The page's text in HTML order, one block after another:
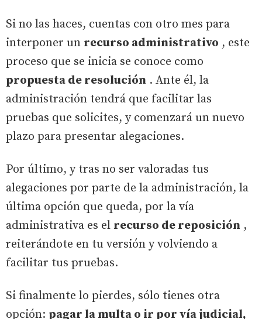
Si no las haces, cuentas con otro mes para
interponer un recurso administrativo , este
proceso que se inicia se conoce como
propuesta de resolución . Ante él, la
administración tendrá que facilitar las
pruebas que solicites, y comenzará un nuevo
plazo para presentar alegaciones.
Por último, y tras no ser valoradas tus
alegaciones por parte de la administración, la
última opción que queda, por la vía
administrativa es el recurso de reposición ,
reiterándote en tu versión y volviendo a
facilitar tus pruebas.
Si finalmente lo pierdes, sólo tienes otra
opción: pagar la multa o ir por vía judicial,